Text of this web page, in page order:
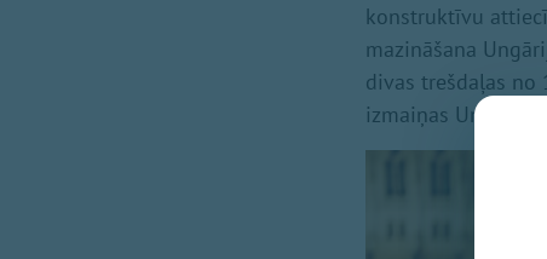
konstruktīvu
mazināšana
divas trešdaļas no
izmaiņas Ungārijas